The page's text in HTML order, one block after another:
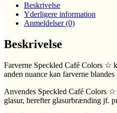
Beskrivelse
Yderligere information
Anmeldelser (0)
Beskrivelse
Farverne Speckled Café Colors ☆
anden nuance kan farverne blandes
Anvendes Speckled Café Colors
glasur, herefter glasurbrænding jf.